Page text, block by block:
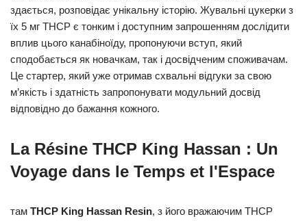
здається, розповідає унікальну історію. Жувальні цукерки з
їх 5 мг THCP є тонким і доступним запрошенням дослідити
вплив цього канабіноїду, пропонуючи вступ, який
сподобається як новачкам, так і досвідченим споживачам.
Це стартер, який уже отримав схвальні відгуки за свою
м’якість і здатність запропонувати модульний досвід
відповідно до бажання кожного.
La Résine THCP King Hassan : Un
Voyage dans le Temps et l'Espace
там THCP King Hassan Resin, з його вражаючим THCP